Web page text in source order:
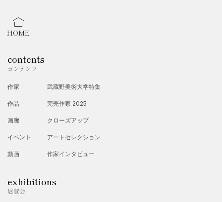
2015年
・5月 art gallery miyauchi AGM「家族展」-個人企画展
2016年
・8月 タムカイマ（広島・宮島カフェ）「家族展2・水の森へ…
妖精との出会い」
2021年
・4月 UPSTAIRS GALLERY「Arte de aco絵のある生活
vol.15」
HOME
contents
コンテンツ
作家
作品
画廊
イベント
動画
武蔵野美術大学特集
完売作家 2025
クローズアップ
アートセレクション
作家インタビュー
exhibitions
展覧会